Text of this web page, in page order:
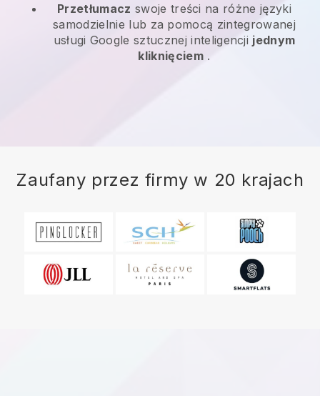
Przetłumacz swoje treści na różne języki
samodzielnie lub za pomocą zintegrowanej
usługi Google sztucznej inteligencji jednym
kliknięciem.
Zaufany przez firmy w 20 krajach